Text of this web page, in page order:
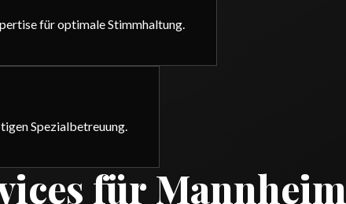
für optimale Stimmhaltung.
Spezialbetreuung.
für Mannheim